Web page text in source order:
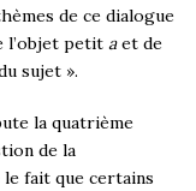
de ce dialogue
l’objet petitaet de
sujet ».
la quatrième
de la
fait que certains